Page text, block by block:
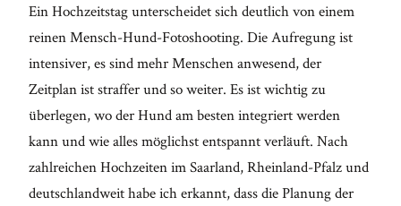
Ein Hochzeitstag unterscheidet sich deutlich von einem
reinen Mensch-Hund-Fotoshooting. Die Aufregung ist
intensiver, es sind mehr Menschen anwesend, der
Zeitplan ist straffer und so weiter. Es ist wichtig zu
überlegen, wo der Hund am besten integriert werden
kann und wie alles möglichst entspannt verläuft. Nach
zahlreichen Hochzeiten im Saarland, Rheinland-Pfalz und
deutschlandweit habe ich erkannt, dass die Planung der